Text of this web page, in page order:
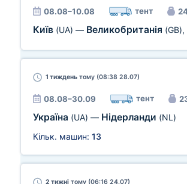
08.08–10.08 тент
Київ (UA) — Великобританія (GB),
1 тиждень тому (08:38 28.07)
08.08–30.09 тент
Україна (UA) — Нідерланди (NL)
Кільк. машин: 13
2 тижні тому (06:16 24.07)